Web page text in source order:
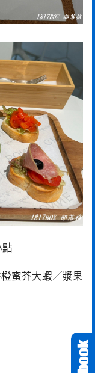
點
蜜芥大蝦／漿果